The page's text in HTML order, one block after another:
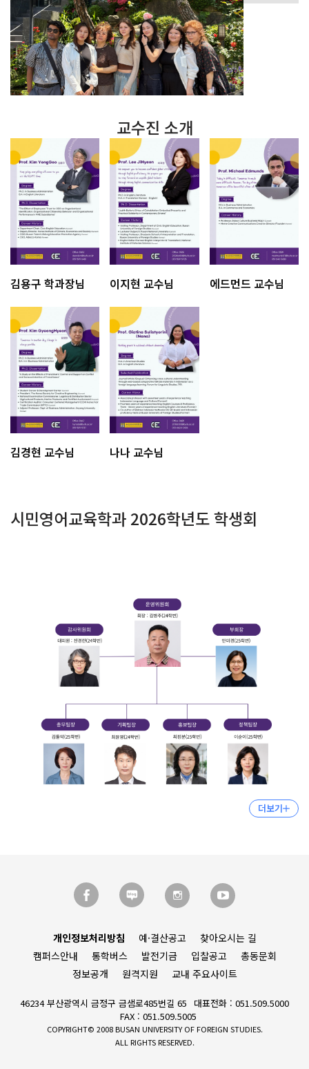
교수진 소개
김용구 학과장님 이지현 교수님 에드먼드 교수님
김경현 교수님 나나 교수님
시민영어교육학과 2026학년도 학생회
더보기
개인정보처리방침 예·결산공고
찾아오시는 길
캠퍼스안내
통학버스 발전기금 입찰공고
총동문회
정보공개
원격지원 교내 주요사이트
46234 부산광역시 금정구 금샘로485번길 65
대표전화 : 051.509.5000
FAX : 051.509.5005
COPYRIGHT© 2008 BUSAN UNIVERSITY OF FOREIGN STUDIES.
ALL RIGHTS RESERVED.